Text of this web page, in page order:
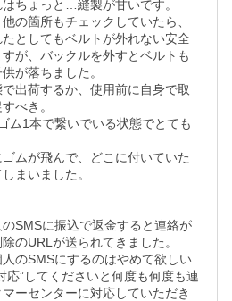
ちょっと…縫製が甘いです。
の箇所もチェックしていたら、
たとしてもベルトが外れない安全
が、バックルを外すとベルトも
が落ちました。
出荷するか、使用前に自身で取
べき。
ム1本で繋いでいる状態でとても
ムが飛んで、どこに付いていた
まいました。
SMSに振込で返金すると連絡が
のURLが送られてきました。
のSMSにするのはやめて欲しい
応”してくださいと何度も何度も連
ーセンターに対応していただき